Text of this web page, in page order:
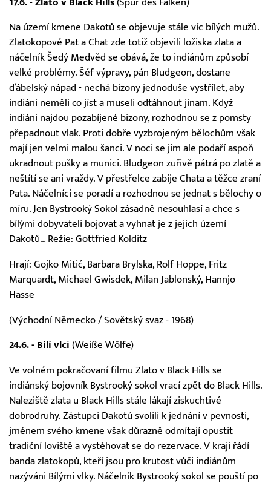
Na území kmene Dakotů se objevuje stále víc bílých mužů.
Zlatokopové Pat a Chat zde totiž objevili ložiska zlata a
náčelník Šedý Medvěd se obává, že to indiánům způsobí
velké problémy. Šéf výpravy, pán Bludgeon, dostane
ďábelský nápad - nechá bizony jednoduše vystřílet, aby
indiáni neměli co jíst a museli odtáhnout jinam. Když
indiáni najdou pozabíjené bizony, rozhodnou se z pomsty
přepadnout vlak. Proti dobře vyzbrojeným bělochům však
mají jen velmi malou šanci. V noci se jim ale podaří aspoň
ukradnout pušky a munici. Bludgeon zuřivě pátrá po zlatě a
neštítí se ani vraždy. V přestřelce zabije Chata a těžce zraní
Pata. Náčelníci se poradí a rozhodnou se jednat s bělochy o
míru. Jen Bystrooký Sokol zásadně nesouhlasí a chce s
bílými dobyvateli bojovat a vyhnat je z jejich území
Dakotů… Režie: Gottfried Kolditz
Hrají: Gojko Mitić, Barbara Brylska, Rolf Hoppe, Fritz
Marquardt, Michael Gwisdek, Milan Jablonský, Hannjo
Hasse
(Východní Německo / Sovětský svaz - 1968)
24.6. - Bílí vlci (Weiße Wölfe)
Ve volném pokračovaní filmu Zlato v Black Hills se
indiánský bojovník Bystrooký sokol vrací zpět do Black Hills.
Naleziště zlata u Black Hills stále lákají ziskuchtivé
dobrodruhy. Zástupci Dakotů svolili k jednání v pevnosti,
jménem svého kmene však důrazně odmítají opustit
tradiční loviště a vystěhovat se do rezervace. V kraji řádí
banda zlatokopů, kteří jsou pro krutost vůči indiánům
nazýváni Bílými vlky. Náčelník Bystrooký sokol se pouští po